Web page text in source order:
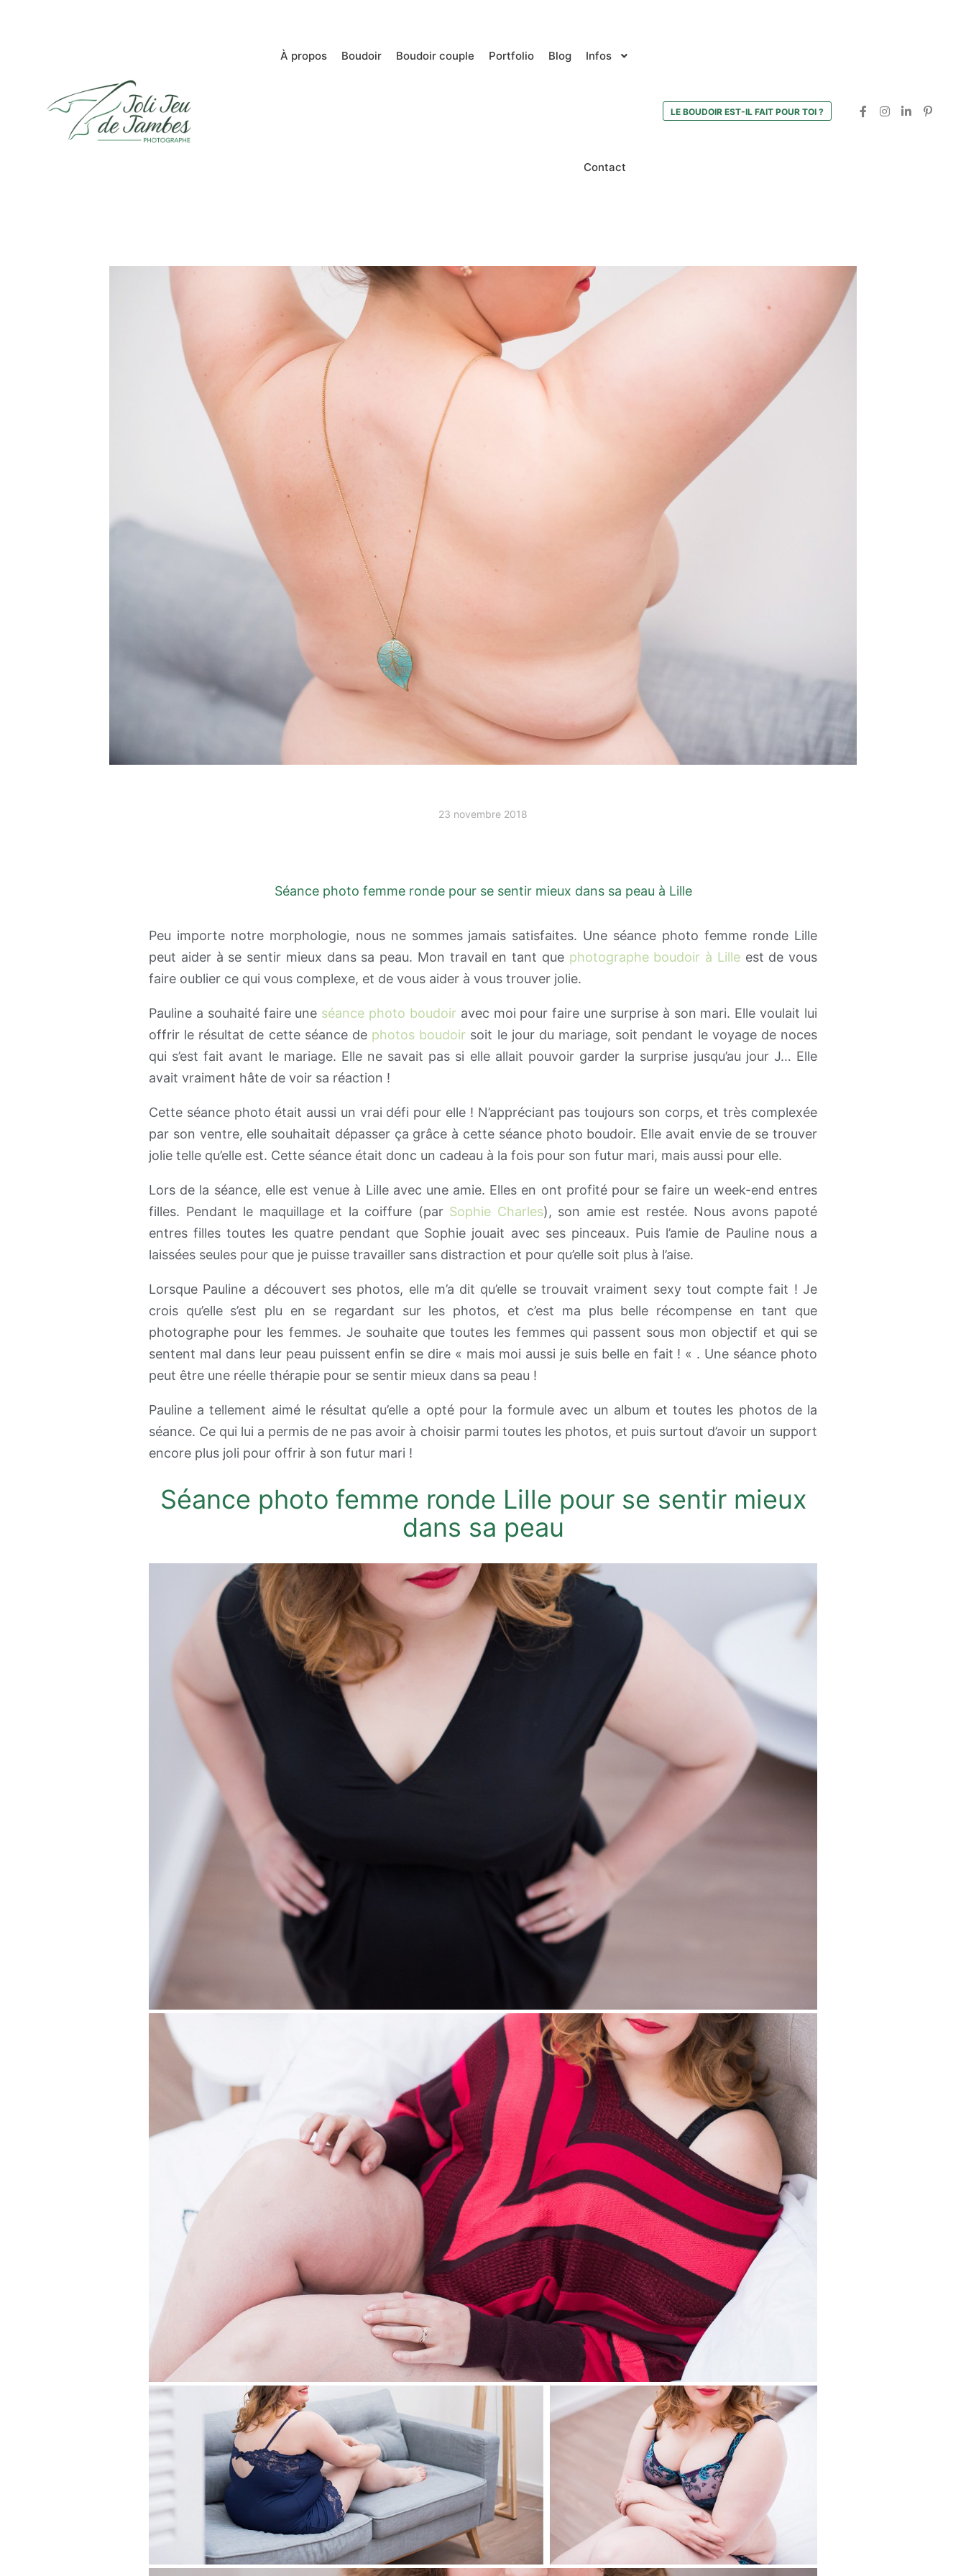
À propos Boudoir Boudoir couple Portfolio Blog Infos
Contact
LE BOUDOIR EST-IL FAIT POUR TOI ?
23 novembre 2018
Séance photo femme ronde pour se sentir mieux dans sa peau à Lille
Peu importe notre morphologie, nous ne sommes jamais satisfaites. Une séance photo femme ronde Lille
peut aider à se sentir mieux dans sa peau. Mon travail en tant que photographe boudoir à Lilleest de vous
faire oublier ce qui vous complexe, et de vous aider à vous trouver jolie.
Pauline a souhaité faire une séance photo boudoiravec moi pour faire une surprise à son mari. Elle voulait lui
offrir le résultat de cette séance de photos boudoir soit le jour du mariage, soit pendant le voyage de noces
qui s’est fait avant le mariage. Elle ne savait pas si elle allait pouvoir garder la surprise jusqu’au jour J… Elle
avait vraiment hâte de voir sa réaction !
Cette séance photo était aussi un vrai défi pour elle ! N’appréciant pas toujours son corps, et très complexée
par son ventre, elle souhaitait dépasser ça grâce à cette séance photo boudoir. Elle avait envie de se trouver
jolie telle qu’elle est. Cette séance était donc un cadeau à la fois pour son futur mari, mais aussi pour elle.
Lors de la séance, elle est venue à Lille avec une amie. Elles en ont profité pour se faire un week-end entres
filles. Pendant le maquillage et la coiffure (par Sophie Charles), son amie est restée. Nous avons papoté
entres filles toutes les quatre pendant que Sophie jouait avec ses pinceaux. Puis l’amie de Pauline nous a
laissées seules pour que je puisse travailler sans distraction et pour qu’elle soit plus à l’aise.
Lorsque Pauline a découvert ses photos, elle m’a dit qu’elle se trouvait vraiment sexy tout compte fait ! Je
crois qu’elle s’est plu en se regardant sur les photos, et c’est ma plus belle récompense en tant que
photographe pour les femmes. Je souhaite que toutes les femmes qui passent sous mon objectif et qui se
sentent mal dans leur peau puissent enfin se dire « mais moi aussi je suis belle en fait ! « . Une séance photo
peut être une réelle thérapie pour se sentir mieux dans sa peau !
Pauline a tellement aimé le résultat qu’elle a opté pour la formule avec un album et toutes les photos de la
séance. Ce qui lui a permis de ne pas avoir à choisir parmi toutes les photos, et puis surtout d’avoir un support
encore plus joli pour offrir à son futur mari !
Séance photo femme ronde Lille pour se sentir mieux
dans sa peau